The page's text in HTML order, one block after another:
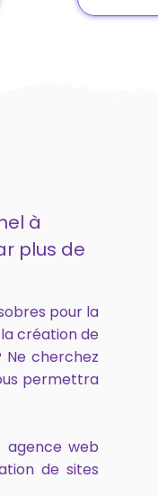
à
plus de
pour la
création de
cherchez
permettra
web
de sites